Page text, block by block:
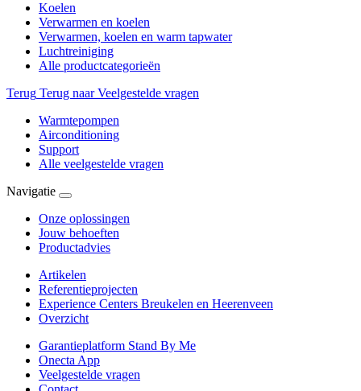
Koelen
Verwarmen en koelen
Verwarmen, koelen en warm tapwater
Luchtreiniging
Alle productcategorieën
Terug Terug naar Veelgestelde vragen
Warmtepompen
Airconditioning
Support
Alle veelgestelde vragen
Navigatie
Onze oplossingen
Jouw behoeften
Productadvies
Artikelen
Referentieprojecten
Experience Centers Breukelen en Heerenveen
Overzicht
Garantieplatform Stand By Me
Onecta App
Veelgestelde vragen